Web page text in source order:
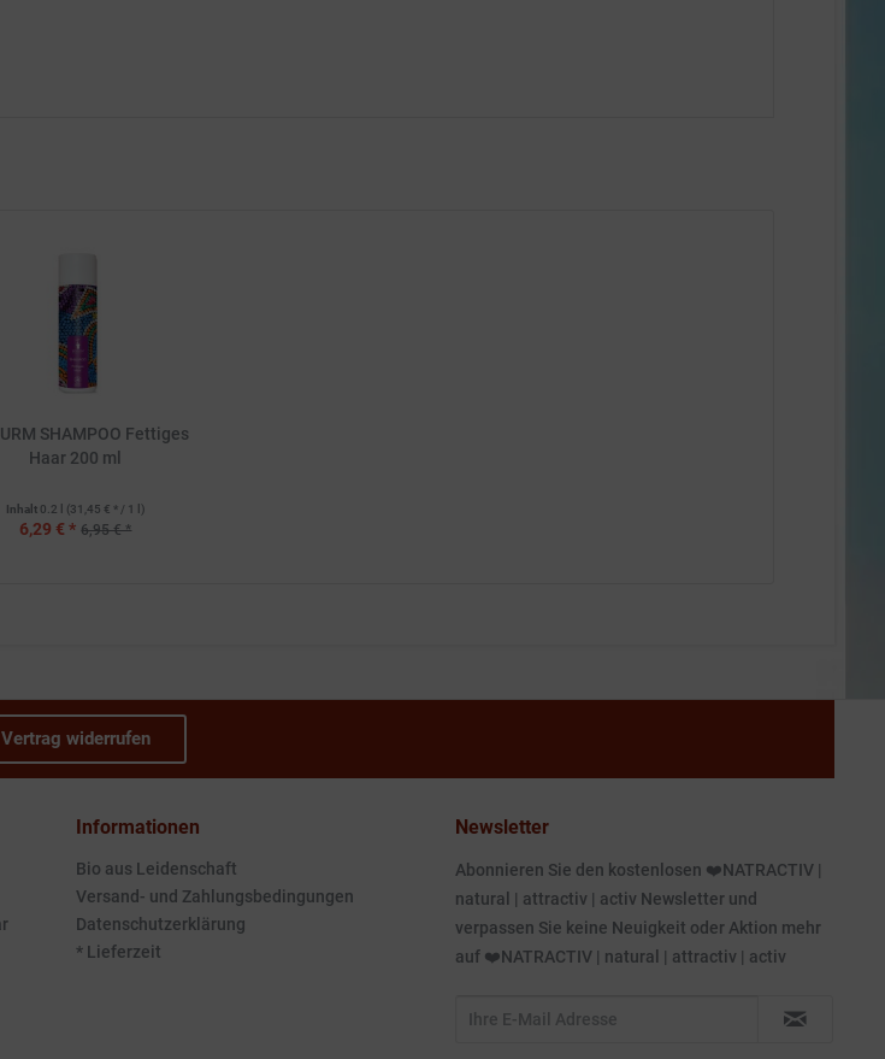
SHAMPOO Fettiges
Haar 200 ml
Inhalt 0.2 l (31,45 € * / 1 l)
6,29 € * 6,95 € *
Vertrag widerrufen
Informationen
Bio aus Leidenschaft
Versand- und Zahlungsbedingungen
Datenschutzerklärung
* Lieferzeit
Newsletter
Abonnieren Sie den kostenlosen ❤️NATRACTIV |
natural | attractiv | activ Newsletter und
verpassen Sie keine Neuigkeit oder Aktion mehr
auf ❤️NATRACTIV | natural | attractiv | activ